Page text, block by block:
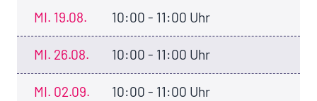
MI. 19.08. 10:00 - 11:00 Uhr
MI. 26.08. 10:00 - 11:00 Uhr
MI. 02.09. 10:00 - 11:00 Uhr